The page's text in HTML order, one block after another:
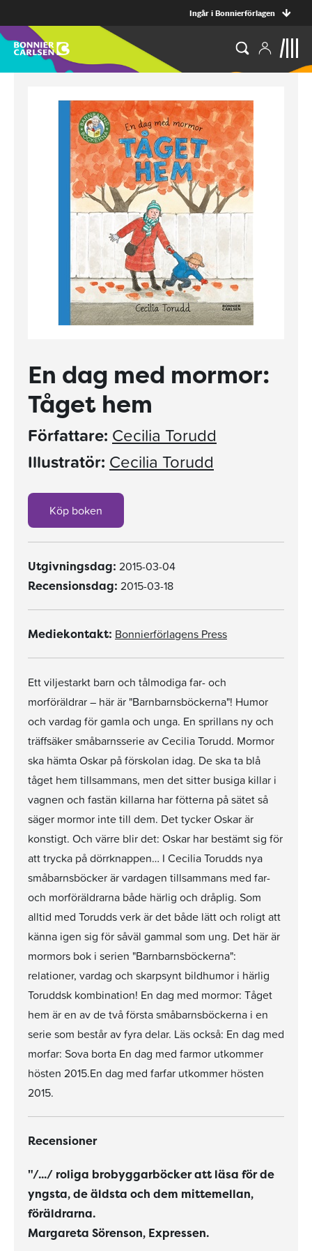
Ingår i Bonnierförlagen
En dag med mormor:
Tåget hem
Författare: Cecilia Torudd
Illustratör: Cecilia Torudd
Köp boken
Utgivningsdag: 2015-03-04
Recensionsdag: 2015-03-18
Mediekontakt: Bonnierförlagens Press
Ett viljestarkt barn och tålmodiga far- och
morföräldrar – här är "Barnbarnsböckerna"! Humor
och vardag för gamla och unga. En sprillans ny och
träffsäker småbarnsserie av Cecilia Torudd. Mormor
ska hämta Oskar på förskolan idag. De ska ta blå
tåget hem tillsammans, men det sitter busiga killar i
vagnen och fastän killarna har fötterna på sätet så
säger mormor inte till dem. Det tycker Oskar är
konstigt. Och värre blir det: Oskar har bestämt sig för
att trycka på dörrknappen… I Cecilia Torudds nya
småbarnsböcker är vardagen tillsammans med far-
och morföräldrarna både härlig och dråplig. Som
alltid med Torudds verk är det både lätt och roligt att
känna igen sig för såväl gammal som ung. Det här är
mormors bok i serien "Barnbarnsböckerna":
relationer, vardag och skarpsynt bildhumor i härlig
Toruddsk kombination! En dag med mormor: Tåget
hem är en av de två första småbarnsböckerna i en
serie som består av fyra delar. Läs också: En dag med
morfar: Sova borta En dag med farmor utkommer
hösten 2015.En dag med farfar utkommer hösten
2015.
Recensioner
"/.../ roliga brobyggarböcker att läsa för de
yngsta, de äldsta och dem mittemellan,
föräldrarna.
Margareta Sörenson, Expressen.